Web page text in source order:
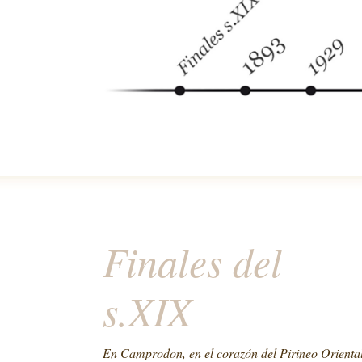
Finales del
s.XIX
En Camprodon, en el corazón del Pirineo